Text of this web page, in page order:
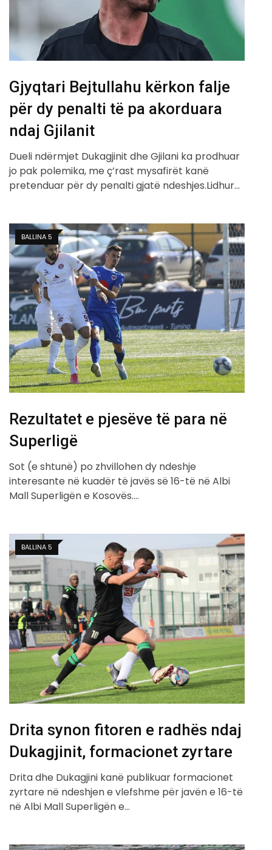
Gjyqtari Bejtullahu kërkon falje
për dy penalti të pa akorduara
ndaj Gjilanit
Dueli ndërmjet Dukagjinit dhe Gjilani ka prodhuar
jo pak polemika, me ç’rast mysafirët kanë
pretenduar për dy penalti gjatë ndeshjes.Lidhur…
BALLINA 5
Rezultatet e pjesëve të para në
Superligë
Sot (e shtunë) po zhvillohen dy ndeshje
interesante në kuadër të javës së 16-të në Albi
Mall Superligën e Kosovës.…
BALLINA 5
Drita synon fitoren e radhës ndaj
Dukagjinit, formacionet zyrtare
Drita dhe Dukagjini kanë publikuar formacionet
zyrtare në ndeshjen e vlefshme për javën e 16-të
në Albi Mall Superligën e…